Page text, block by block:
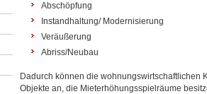
Abschöpfung
Instandhaltung/ Modernisierung
Veräußerung
Abriss/Neubau
Dadurch können die wohnungswirtschaftlichen
Objekte an, die Mieterhöhungsspielräume